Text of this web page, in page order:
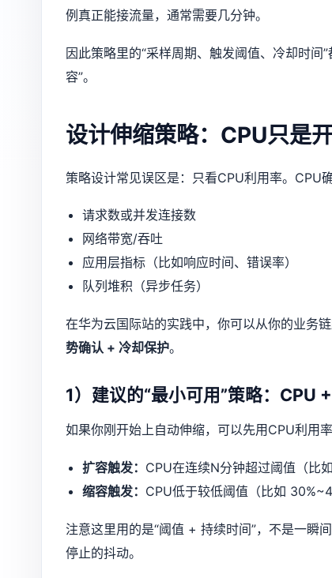
例真正能接流量，通常需要几分钟。
因此策略里的“采样周期、触发阈值、冷却时
容”。
设计伸缩策略：CPU只是
策略设计常见误区是：只看CPU利用率。CPU
请求数或并发连接数
网络带宽/吞吐
应用层指标（比如响应时间、错误率）
队列堆积（异步任务）
在华为云国际站的实践中，你可以从你的业务
势确认 + 冷却保护。
1）建议的“最小可用”策略：CPU
如果你刚开始上自动伸缩，可以先用CPU利用
扩容触发： CPU在连续N分钟超过阈值（比
缩容触发： CPU低于较低阈值（比如
注意这里用的是“阈值 + 持续时间”，不是一瞬
停止的抖动。